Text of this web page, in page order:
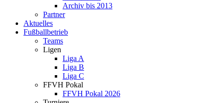
Archiv bis 2013
Partner
Aktuelles
Fußballbetrieb
Teams
Ligen
Liga A
Liga B
Liga C
FFVH Pokal
FFVH Pokal 2026